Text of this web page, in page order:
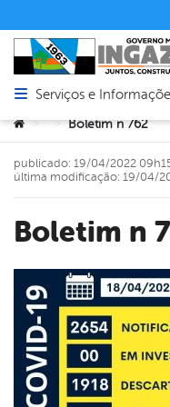
Abrir menu principal de
Serviços e
Você está aqui:
> > Boletim n 762
Boletim n
publicado: 19/04/2022
última modificação: 19/04/